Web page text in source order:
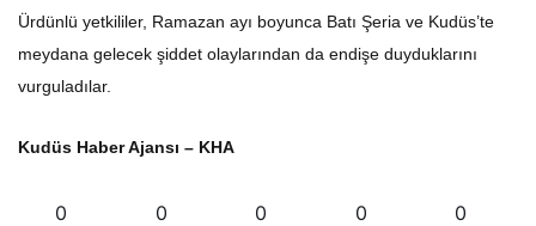
Ürdünlü yetkililer, Ramazan ayı boyunca Batı Şeria ve Kudüs’te
meydana gelecek şiddet olaylarından da endişe duyduklarını
vurguladılar.
Kudüs Haber Ajansı – KHA
0 0 0 0 0